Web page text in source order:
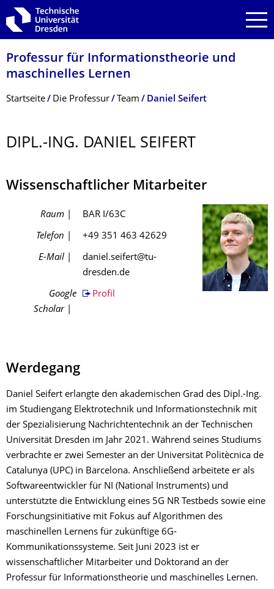
Zur Hauptnavigation springen
Zur Suche springen
Zum Inhalt springen
Professur für Informationstheo­rie und
maschinelles Lernen
Breadcrumb-Menü
Startseite Die Professur Team Daniel Seifert
DIPL.-ING. DANIEL SEIFERT
Wissenschaftlicher Mitarbeiter
Raum BAR I/63C
Telefon +49 351 463 42629
E-Mail daniel.seifert@tu-
dresden.de
Google
Scholar|
Profil
Werdegang
Daniel Seifert erlangte den akademischen Grad des Dipl.-Ing.
im Studiengang Elektrotechnik und Informationstechnik mit
der Spezialisierung Nachrichtentechnik an der Technischen
Universität Dresden im Jahr 2021. Während seines Studiums
verbrachte er zwei Semester an der Universitat Politècnica de
Catalunya (UPC) in Barcelona. Anschließend arbeitete er als
Softwareentwickler für NI (National Instruments) und
unterstützte die Entwicklung eines 5G NR Testbeds sowie eine
Forschungsinitiative mit Fokus auf Algorithmen des
maschinellen Lernens für zukünftige 6G-
Kommunikationssysteme. Seit Juni 2023 ist er
wissenschaftlicher Mitarbeiter und Doktorand an der
Professur für Informationstheorie und maschinelles Lernen.